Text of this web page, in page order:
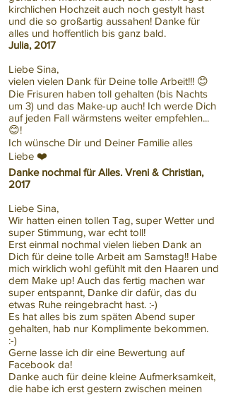
kirchlichen Hochzeit auch noch gestylt hast
und die so großartig aussahen! Danke für
alles und hoffentlich bis ganz bald.
Julia, 2017
Liebe Sina,
vielen vielen Dank für Deine tolle Arbeit!!! 😊
Die Frisuren haben toll gehalten (bis Nachts
um 3) und das Make-up auch! Ich werde Dich
auf jeden Fall wärmstens weiter empfehlen...
😊!
Ich wünsche Dir und Deiner Familie alles
Liebe ❤️
Danke nochmal für Alles. Vreni & Christian,
2017
Liebe Sina,
Wir hatten einen tollen Tag, super Wetter und
super Stimmung, war echt toll!
Erst einmal nochmal vielen lieben Dank an
Dich für deine tolle Arbeit am Samstag!! Habe
mich wirklich wohl gefühlt mit den Haaren und
dem Make up! Auch das fertig machen war
super entspannt, Danke dir dafür, das du
etwas Ruhe reingebracht hast. :-)
Es hat alles bis zum späten Abend super
gehalten, hab nur Komplimente bekommen.
:-)
Gerne lasse ich dir eine Bewertung auf
Facebook da!
Danke auch für deine kleine Aufmerksamkeit,
die habe ich erst gestern zwischen meinen